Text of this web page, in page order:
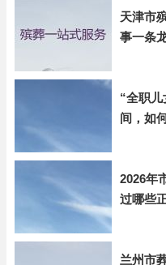
天津市
事一条
“全职
间，如
2026年
过哪些
兰州市